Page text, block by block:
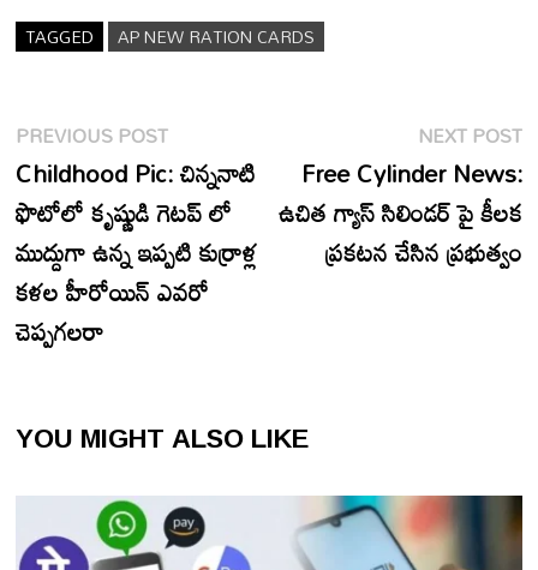
TAGGED AP NEW RATION CARDS
Post
navigation
PREVIOUS POSTPrevious
post:
Childhood Pic: చిన్ననాటి
ఫొటోలో కృష్ణుడి గెటప్ లో
ముద్దుగా ఉన్న ఇప్పటి కుర్రాళ్ల
కళల హీరోయిన్ ఎవరో
చెప్పగలరా
NEXT POST
Free Cylinder News:
ఉచిత గ్యాస్ సిలిండర్ పై కీలక
ప్రకటన చేసిన ప్రభుత్వం
YOU MIGHT ALSO LIKE